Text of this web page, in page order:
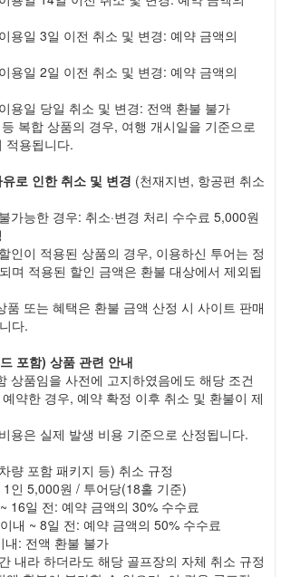
용일 3일 이전 취소 및 변경: 예약 금액의
용일 2일 이전 취소 및 변경: 예약 금액의
용일 당일 취소 및 변경: 전액 환불 불가
복합 상품의 경우, 여행 개시일을 기준으로
적용됩니다.
로 인한 취소 및 변경 (천재지변, 항공편 취소
가능한 경우: 취소·변경 처리 수수료 5,000원
인이 적용된 상품의 경우, 이용하신 투어는 정
며 적용된 할인 금액은 환불 대상에서 제외됩
품 또는 혜택은 환불 금액 산정 시 사이트 판매
다.
포함) 상품 관련 안내
상품임을 사전에 고지하였음에도 해당 조건
약한 경우, 예약 확정 이후 취소 및 환불이 제
용은 실제 발생 비용 기준으로 산정됩니다.
량 포함 패키지 등) 취소 규정
인 5,000원 / 투어당(18홀 기준)
16일 전: 예약 금액의 30% 수수료
내 ~ 8일 전: 예약 금액의 50% 수수료
: 전액 환불 불가
내라 하더라도 해당 골프장의 자체 취소 규정